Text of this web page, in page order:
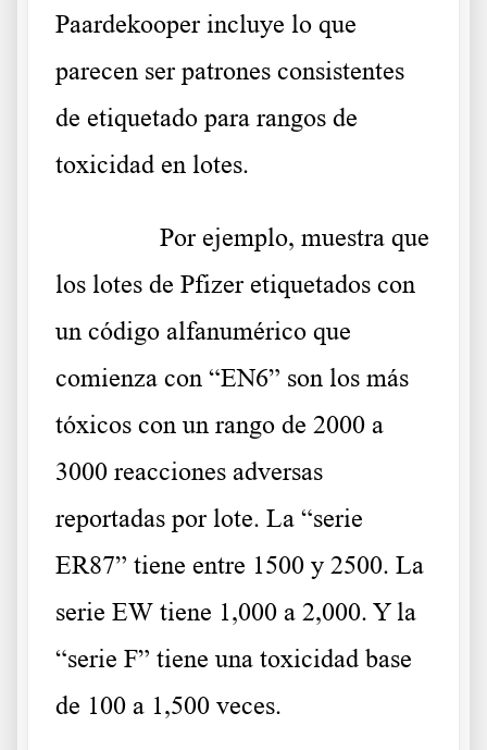
Paardekooper incluye lo que
parecen ser patrones consistentes
de etiquetado para rangos de
toxicidad en lotes.
Por ejemplo, muestra que
los lotes de Pfizer etiquetados con
un código alfanumérico que
comienza con “EN6” son los más
tóxicos con un rango de 2000 a
3000 reacciones adversas
reportadas por lote. La “serie
ER87” tiene entre 1500 y 2500. La
serie EW tiene 1,000 a 2,000. Y la
“serie F” tiene una toxicidad base
de 100 a 1,500 veces.